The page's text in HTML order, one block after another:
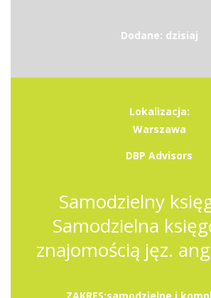
Dodane: dzisiaj
Lokalizacja:
Warszawa
DBP Advisors
Samodzielny
Samodzielna
znajomością jęz.